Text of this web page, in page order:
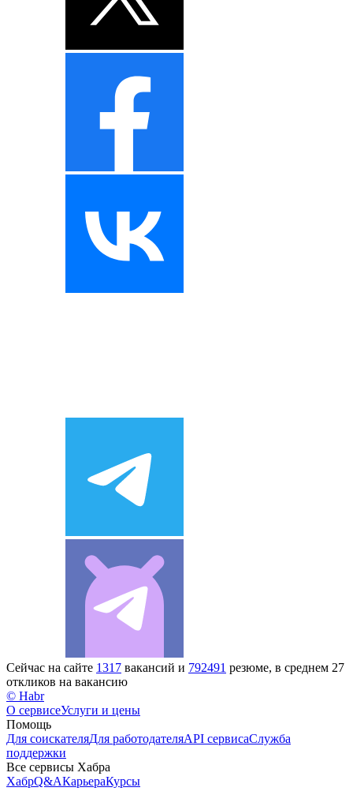
Сейчас на сайте 1317 вакансий и 792491 резюме, в среднем 27
откликов на вакансию
© Habr
О сервисеУслуги и цены
Помощь
Для соискателяДля работодателяAPI сервисаСлужба
поддержки
Все сервисы Хабра
ХабрQ&AКарьераКурсы